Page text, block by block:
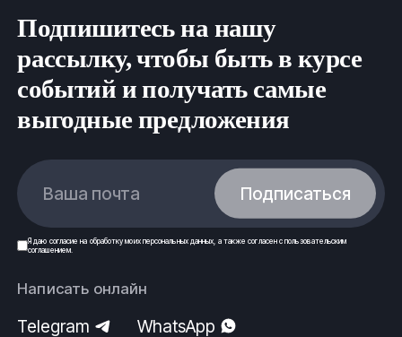
стандартам (ГОСТ) и техническим условиям (ТУ).
ООО Ферус, г.Сыктывкар.
Подпишитесь на нашу
рассылку, чтобы быть в курсе
событий и получать самые
выгодные предложения
Ваша почта Подписаться
Я даю согласие на обработку моих персональных данных , а также согласен спользовательским
соглашением.
Написать онлайн
Telegram
WhatsApp